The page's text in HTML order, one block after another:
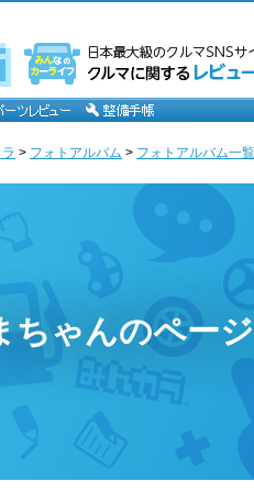
> フォトアルバム > フォトアルバム一
ちゃんのページ